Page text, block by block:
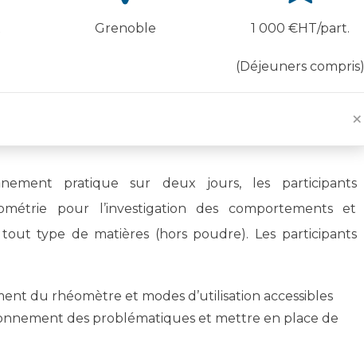
Grenoble 1 000 €HT/part.
(Déjeuners compris)
pratique sur deux jours, les participants
pour l’investigation des comportements et
type de matières (hors poudre). Les participants
du rhéomètre et modes d’utilisation accessibles
des problématiques et mettre en place de